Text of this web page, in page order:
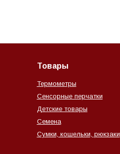
Товары
Термометры
Сенсорные перчатки
Детские товары
Семена
Сумки, кошельки, рюкзаки